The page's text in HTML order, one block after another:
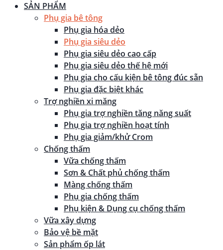
SẢN PHẨM
Phụ gia bê tông
Phụ gia hóa dẻo
Phụ gia siêu dẻo
Phụ gia siêu dẻo cao cấp
Phụ gia siêu dẻo thế hệ mới
Phụ gia cho cấu kiện bê tông đúc sẵn
Phụ gia đặc biệt khác
Trợ nghiền xi măng
Phụ gia trợ nghiền tăng năng suất
Phụ gia trợ nghiền hoạt tính
Phụ gia giảm/khử Crom
Chống thấm
Vữa chống thấm
Sơn & Chất phủ chống thấm
Màng chống thấm
Phụ gia chống thấm
Phụ kiện & Dụng cụ chống thấm
Vữa xây dựng
Bảo vệ bề mặt
Sản phẩm ốp lát